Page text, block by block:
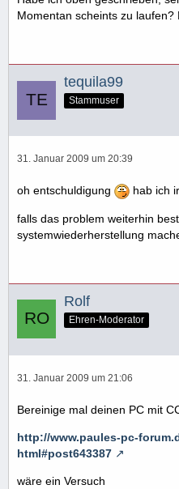
Momentan scheints zu laufen?
tequila99
Stammuser
31. Januar 2009 um 20:39
oh entschuldigung hab ich
falls das problem weiterhin
systemwiederherstellung
Rolf
Ehren-Moderator
31. Januar 2009 um 21:06
Bereinige mal deinen PC mit
http://www.paules-pc-
html#post643387
wäre ein Versuch